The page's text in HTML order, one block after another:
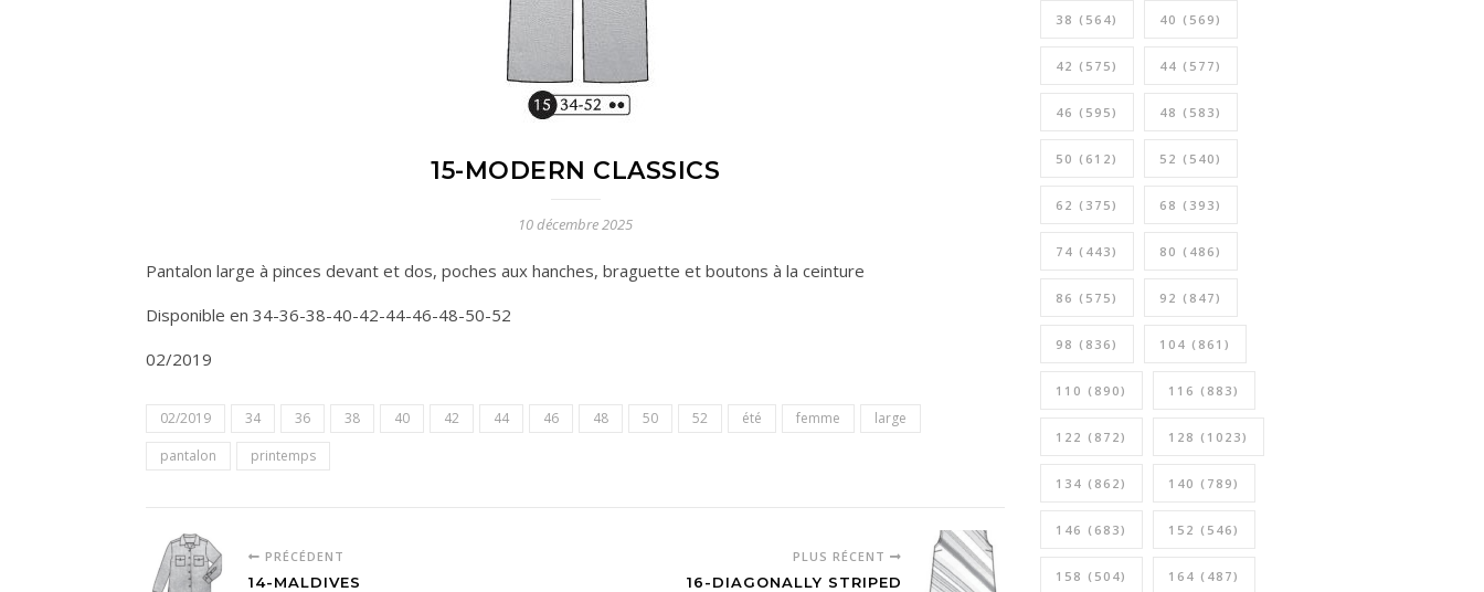
15-MODERN CLASSICS
10 décembre 2025
Pantalon large à pinces devant et dos, poches aux hanches, braguette et boutons à la ceinture
Disponible en 34-36-38-40-42-44-46-48-50-52
02/2019
02/2019 34 36 38 40 42 44 46 48 50 52 été femme
large
pantalon
printemps
PRÉCÉDENT
14-MALDIVES
PLUS RÉCENT
16-DIAGONALLY STRIPED
38 (564) 40 (569)
42 (575) 44 (577)
46 (595) 48 (583)
50 (612) 52 (540)
62 (375) 68 (393)
74 (443) 80 (486)
86 (575) 92 (847)
98 (836) 104 (861)
110 (890) 116 (883)
122 (872) 128 (1023)
134 (862) 140 (789)
146 (683) 152 (546)
158 (504) 164 (487)